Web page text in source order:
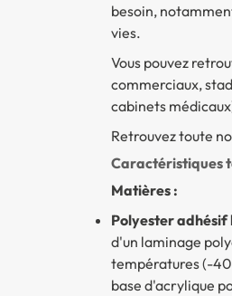
besoin,
vies.
Vous pouvez
commerciaux,
cabinets
Retrouvez toute
Caractéristiques
Matières :
Polyester adhésif
d'un laminage
températures (-
base d'acrylique